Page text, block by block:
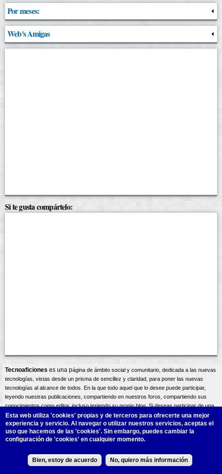
Por meses:
Web's Amigas
Si te gusta compártelo:
Tecnoaficiones es una página de ámbito social y comunitario, dedicada a las nuevas
tecnologías, vistas desde un prisma de sencillez y claridad, para poner las nuevas
tecnologías al alcance de todos. En la que todo aquel que lo desee puede participar,
leyendo nuestras publicaciones, compartiendo en nuestros foros, compartiendo sus
conocimientos como editor, incluso teniendo su propio blog. Si deseas participar de una
forma activa bien como editor compartiendo tus conocimientos, o incluso teniendo tu
propio blog, una vez te registres podrás contactar con los administradores del sitio, y así
exponer tus intereses y necesidades. Un saludo atento A.Lliso.
Copyright@2011.
Esta web utiliza 'cookies' propias y de terceros para ofrecerte una mejor
experiencia y servicio. Al navegar o utilizar nuestros servicios, aceptas el
uso que hacemos de las 'cookies'. Sin embargo, puedes cambiar la
configuración de 'cookies' en cualquier momento.
Bien, estoy de acuerdo No, quiero más información